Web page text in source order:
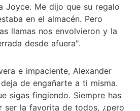
Joyce. Me dijo que su regalo
en el almacén. Pero
llamas nos envolvieron y la
desde afuera".
e impaciente, Alexander
de engañarte a ti misma.
sigas fingiendo. Siempre has
ser la favorita de todos, ¿pero